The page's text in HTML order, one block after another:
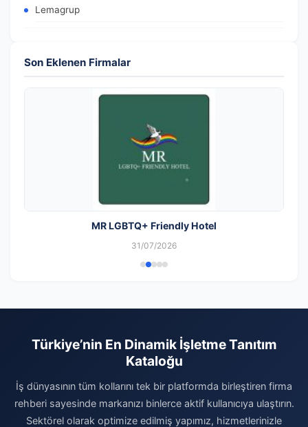
Lemagrup
Son Eklenen Firmalar
MR LGBTQ+ Friendly Hotel
31/07/2026
Türkiye’nin En Dinamik İşletme Tanıtım
Kataloğu
İş dünyasının tüm kollarını tek bir platformda birleştiren firma
rehberi sayesinde markanızı binlerce aktif kullanıcıya ulaştırın.
Sektörel olarak optimize edilmiş yapımız, hizmetlerinizle